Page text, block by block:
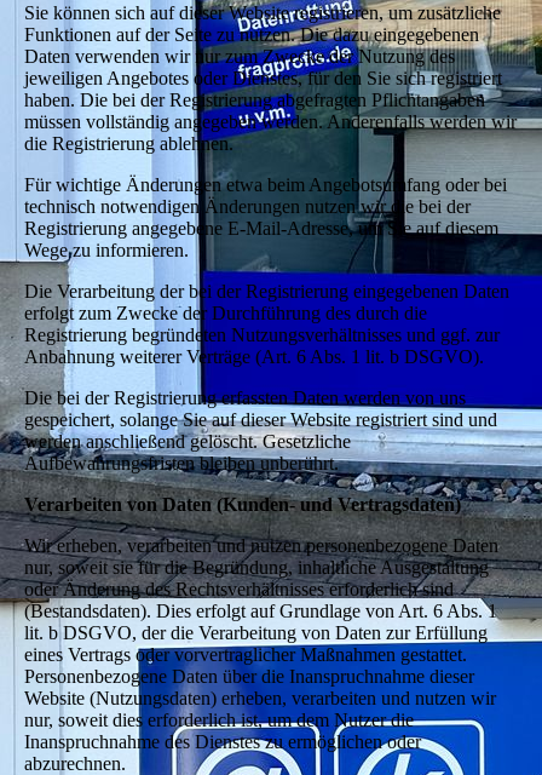
Sie können sich auf dieser Website registrieren, um zusätzliche
Funktionen auf der Seite zu nutzen. Die dazu eingegebenen
Daten verwenden wir nur zum Zwecke der Nutzung des
jeweiligen Angebotes oder Dienstes, für den Sie sich registriert
haben. Die bei der Registrierung abgefragten Pflichtangaben
müssen vollständig angegeben werden. Anderenfalls werden wir
die Registrierung ablehnen.
Für wichtige Änderungen etwa beim Angebotsumfang oder bei
technisch notwendigen Änderungen nutzen wir die bei der
Registrierung angegebene E-Mail-Adresse, um Sie auf diesem
Wege zu informieren.
Die Verarbeitung der bei der Registrierung eingegebenen Daten
erfolgt zum Zwecke der Durchführung des durch die
Registrierung begründeten Nutzungsverhältnisses und ggf. zur
Anbahnung weiterer Verträge (Art. 6 Abs. 1 lit. b DSGVO).
Die bei der Registrierung erfassten Daten werden von uns
gespeichert, solange Sie auf dieser Website registriert sind und
werden anschließend gelöscht. Gesetzliche
Aufbewahrungsfristen bleiben unberührt.
Verarbeiten von Daten (Kunden- und Vertragsdaten)
Wir erheben, verarbeiten und nutzen personenbezogene Daten
nur, soweit sie für die Begründung, inhaltliche Ausgestaltung
oder Änderung des Rechtsverhältnisses erforderlich sind
(Bestandsdaten). Dies erfolgt auf Grundlage von Art. 6 Abs. 1
lit. b DSGVO, der die Verarbeitung von Daten zur Erfüllung
eines Vertrags oder vorvertraglicher Maßnahmen gestattet.
Personenbezogene Daten über die Inanspruchnahme dieser
Website (Nutzungsdaten) erheben, verarbeiten und nutzen wir
nur, soweit dies erforderlich ist, um dem Nutzer die
Inanspruchnahme des Dienstes zu ermöglichen oder
abzurechnen.